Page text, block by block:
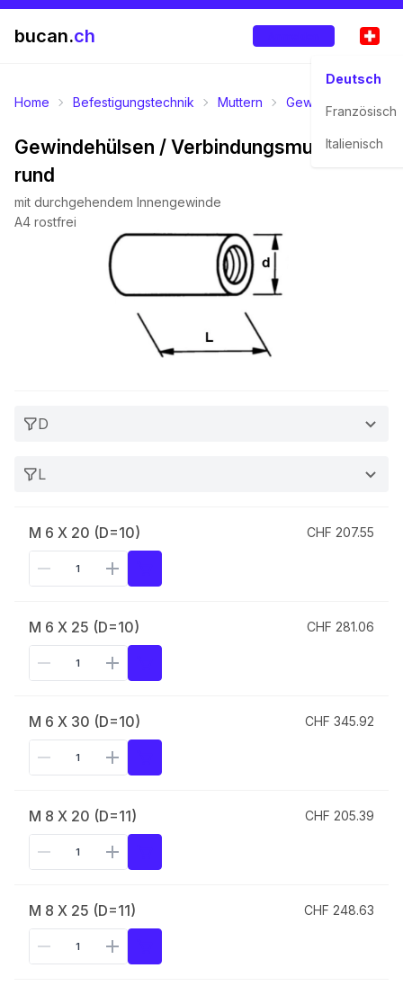
bucan.ch
Deutsch
Französisch
Italienisch
Home Befestigungstechnik Muttern Gewindehülsen
Gewindehülsen / Verbindungsmuffen
rund
mit durchgehendem Innengewinde
A4 rostfrei
D
L
M 6 X 20 (D=10) CHF 207.55
M 6 X 25 (D=10) CHF 281.06
M 6 X 30 (D=10) CHF 345.92
M 8 X 20 (D=11) CHF 205.39
M 8 X 25 (D=11) CHF 248.63